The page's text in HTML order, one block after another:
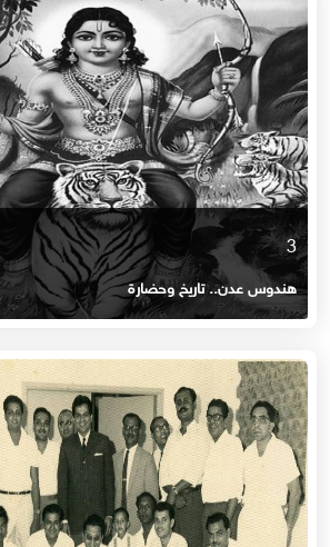
3
هندوس عدن.. تاريخ وحضارة